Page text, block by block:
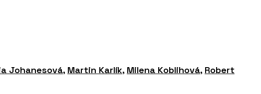
Johanesová, Martin Karlík, Milena Koblihová, Robert